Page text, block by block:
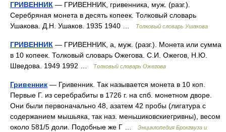
ГРИВЕННИК — ГРИВЕННИК, гривенника, муж. (разг.).
Серебряная монета в десять копеек. Толковый словарь
Ушакова. Д.Н. Ушаков. 1935 1940 …
Толковый словарь Ушакова
ГРИВЕННИК — ГРИВЕННИК, а, муж. (разг.). Монета или сумма
в 10 копеек. Толковый словарь Ожегова. С.И. Ожегов, Н.Ю.
Шведова. 1949 1992 …
Толковый словарь Ожегова
Гривенник — Гривенник. Так называется монета в 10 коп.
Первые Г. из серебрабиты в 1726 г. на спб. монетном дворе.
Они были первоначально 48, азатем 42 пробы (лигатура с
содержанием мышьяка, так наз. меньшиковскиегривны), весом
около 581/5 доли. Подобные же Г …
Энциклопедия Брокгауза и